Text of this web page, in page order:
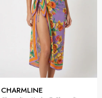
CHARMLINE